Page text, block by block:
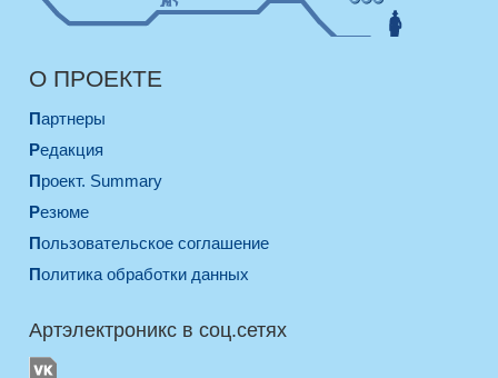
О ПРОЕКТЕ
Партнеры
Редакция
Проект. Summary
Резюме
Пользовательское соглашение
Политика обработки данных
Артэлектроникс в соц.сетях